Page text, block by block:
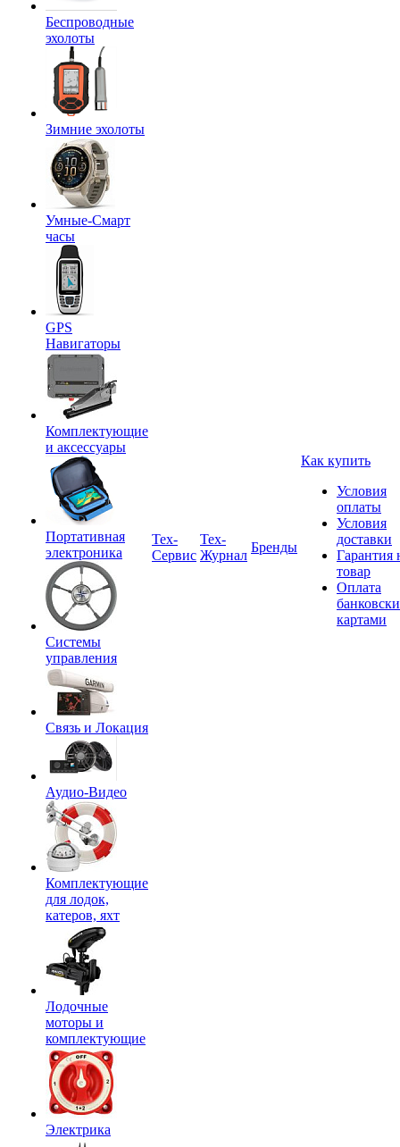
Беспроводные
эхолоты
Зимние эхолоты
Умные-Смарт
часы
GPS
Навигаторы
Комплектующие
и аксессуары
Портативная
электроника
Системы
управления
Связь и Локация
Аудио-Видео
Комплектующие
для лодок,
катеров, яхт
Лодочные
моторы и
комплектующие
Электрика
Tex-
Сервис
Тех-
Журнал
Бренды
Как купить
Условия
оплаты
Условия
доставки
Гарантия
товар
Оплата
картами